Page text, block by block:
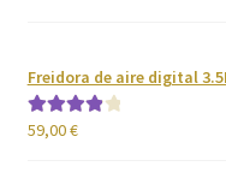
Cuidado de la ropa
Freidora de aire digital
Valorado
59,00€